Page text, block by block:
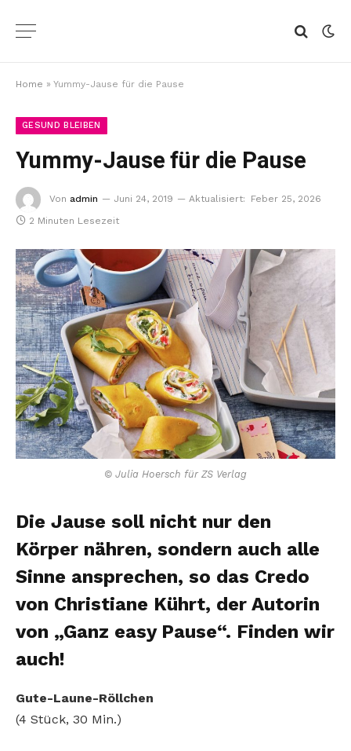
Home » Yummy-Jause für die Pause
GESUND BLEIBEN
Yummy-Jause für die Pause
Von admin Juni 24, 2019 Aktualisiert:
Feber 25, 2026
2 Minuten Lesezeit
© Julia Hoersch für ZS Verlag
Die Jause soll nicht nur den
Körper nähren, sondern auch alle
Sinne ansprechen, so das Credo
von Christiane Kührt, der Autorin
von „Ganz easy Pause“. Finden wir
auch!
Gute-Laune-Röllchen
(4 Stück, 30 Min.)